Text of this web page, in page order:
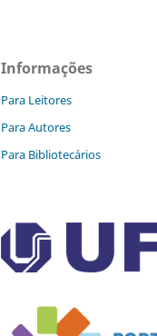
Informações
Para Leitores
Para Autores
Para Bibliotecários